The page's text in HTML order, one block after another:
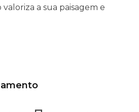
a sua paisagem e